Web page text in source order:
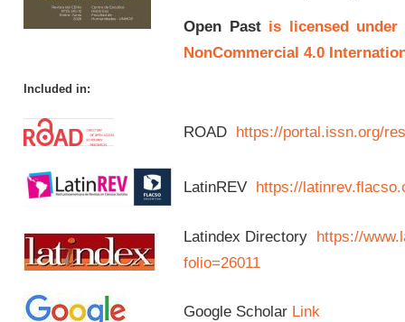
Open Past is licensed under
NonCommercial 4.0
Included in:
ROAD https://portal.issn.org/
LatinREV https://
Latindex Directory https://
folio=26011
Google Scholar Link